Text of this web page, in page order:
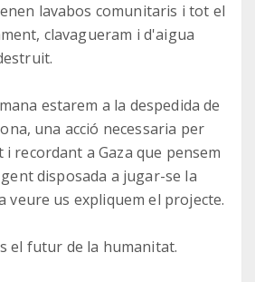
lavabos comunitaris i tot el
clavagueram i d'aigua
estarem a la despedida de
una acció necessaria per
recordant a Gaza que pensem
disposada a jugar-se la
veure us expliquem el projecte.
el futur de la humanitat.